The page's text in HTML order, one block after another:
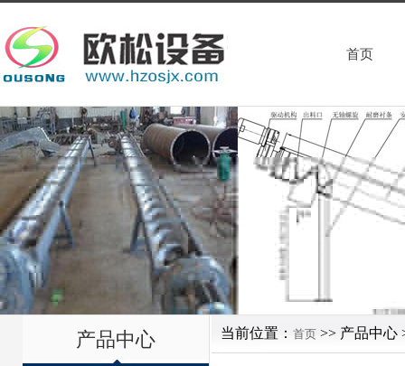
首页
产品中心 当前位置： 首页 >> 产品中心